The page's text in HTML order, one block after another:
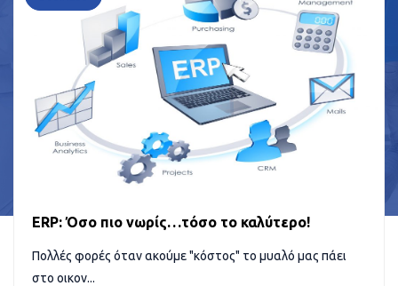
ERP: Όσο πιο νωρίς…τόσο το καλύτερο!
Πολλές φορές όταν ακούμε "κόστος" το μυαλό μας πάει
στο οικον...